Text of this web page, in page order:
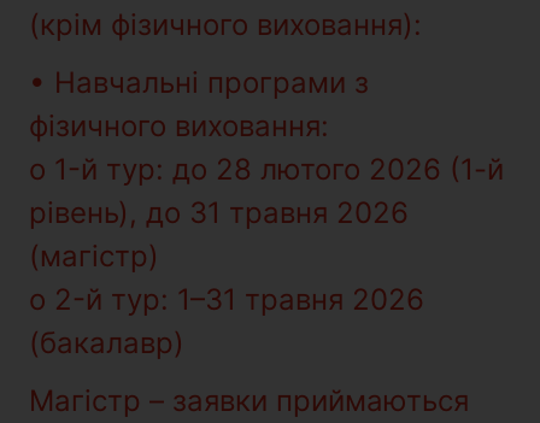
(крім фізичного виховання):
• Навчальні програми з
фізичного виховання:
o 1-й тур: до 28 лютого 2026 (1-й
рівень), до 31 травня 2026
(магістр)
o 2-й тур: 1–31 травня 2026
(бакалавр)
Магістр – заявки приймаються